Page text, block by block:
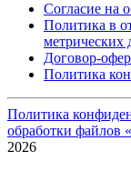
Согласие на
Политика в
метрических
Договор-
Политика
Политика
обработки файлов
2026